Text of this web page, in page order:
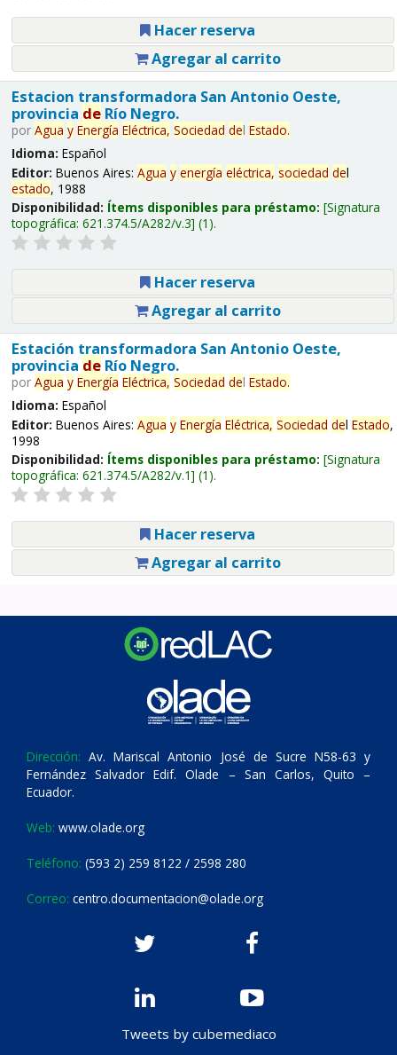
Hacer reserva
Agregar al carrito
Estacion transformadora San Antonio Oeste,
provincia deRío Negro.
por Agua y Energía Eléctrica, Sociedad del Estado.
Idioma: Español
Editor: Buenos Aires: Agua y energía eléctrica, sociedad del
estado, 1988
Disponibilidad: Ítems disponibles para préstamo: Signatura
topográfica: 621.374.5/A282/v.3 (1).
Hacer reserva
Agregar al carrito
Estación transformadora San Antonio Oeste,
provincia deRío Negro.
por Agua y Energía Eléctrica, Sociedad del Estado.
Idioma: Español
Editor: Buenos Aires: Agua y Energía Eléctrica, Sociedad del Estado,
1998
Disponibilidad: Ítems disponibles para préstamo: Signatura
topográfica: 621.374.5/A282/v.1 (1).
Hacer reserva
Agregar al carrito
Dirección: Av. Mariscal Antonio José de Sucre N58-63 y
Fernández Salvador Edif. Olade – San Carlos, Quito –
Ecuador.
Web: www.olade.org
Teléfono: (593 2) 259 8122 / 2598 280
Correo: centro.documentacion@olade.org
Tweets by cubemediaco